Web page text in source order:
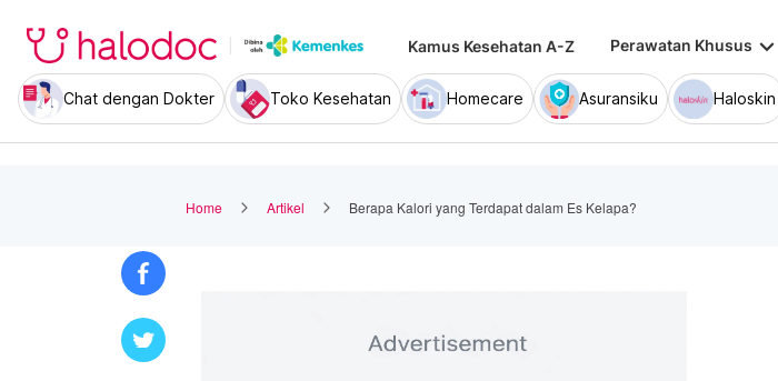
Kamus Kesehatan A-Z Perawatan Khusus keyboard_arrow_down
Chat dengan Dokter Toko Kesehatan Homecare Asuransiku Haloskin
Home Artikel Berapa Kalori yang Terdapat dalam Es Kelapa?